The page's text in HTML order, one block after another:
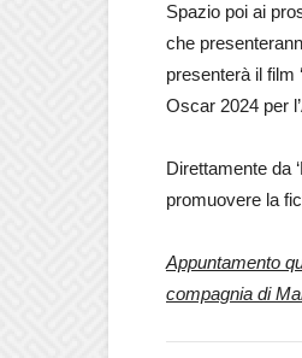
Spazio poi ai
che
presenterà il film
Oscar 2024 per
Direttamente da
promuovere la
Appuntamento
compagnia di